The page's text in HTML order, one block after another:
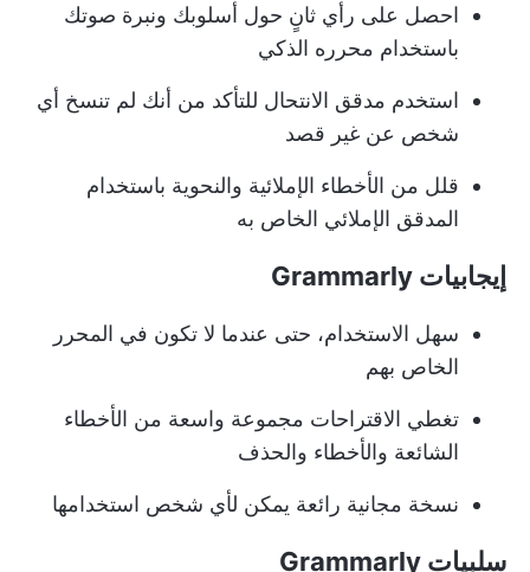
احصل على رأي ثانٍ حول أسلوبك ونبرة صوتك
باستخدام محرره الذكي
استخدم مدقق الانتحال للتأكد من أنك لم تنسخ أي
شخص عن غير قصد
قلل من الأخطاء الإملائية والنحوية باستخدام
المدقق الإملائي الخاص به
إيجابيات Grammarly
سهل الاستخدام، حتى عندما لا تكون في المحرر
الخاص بهم
تغطي الاقتراحات مجموعة واسعة من الأخطاء
الشائعة والأخطاء والحذف
نسخة مجانية رائعة يمكن لأي شخص استخدامها
سلبيات Grammarly